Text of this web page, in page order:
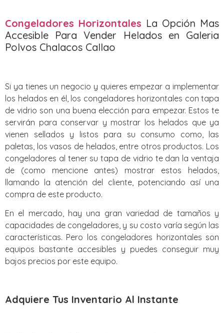
Congeladores Horizontales La Opción Mas
Accesible Para Vender Helados en Galeria
Polvos Chalacos Callao
Si ya tienes un negocio y quieres empezar a implementar
los helados en él, los congeladores horizontales con tapa
de vidrio son una buena elección para empezar. Estos te
servirán para conservar y mostrar los helados que ya
vienen sellados y listos para su consumo como, las
paletas, los vasos de helados, entre otros productos. Los
congeladores al tener su tapa de vidrio te dan la ventaja
de (como mencione antes) mostrar estos helados,
llamando la atención del cliente, potenciando así una
compra de este producto.
En el mercado, hay una gran variedad de tamaños y
capacidades de congeladores, y su costo varía según las
características. Pero los congeladores horizontales son
equipos bastante accesibles y puedes conseguir muy
bajos precios por este equipo.
Adquiere Tus Inventario Al Instante